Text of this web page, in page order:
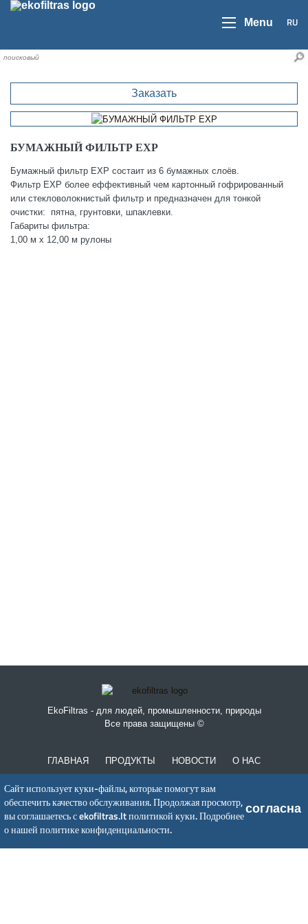
Menu RU
Заказать
БУМАЖНЫЙ ФИЛЬТР EXP
Бумажный фильтр EXP состаит из 6 бумажных слоёв.
Фильтр EXP более еффективный чем картонный гофрированный
или стекловолокнистый фильтр и предназначен для тонкой
очистки: пятна, грунтовки, шпаклевки.
Габариты фильтра:
1,00 м х 12,00 м рулоны
EkoFiltras - для людей, промышленности, природы
Все права защищены ©
ГЛАВНАЯ ПРОДУКТЫ НОВОСТИ
O НАС
UAB EkoFiltras
Neries kr. 16 B, LT48402 Kaunas
Сайт использует куки-файлы, которые помогут вам
обеспечить качество обслуживания. Продолжая просмотр,
вы соглашаетесь с ekofiltras.lt политикой куки.Подробнее
о нашей политике конфиденциальности.
согласна